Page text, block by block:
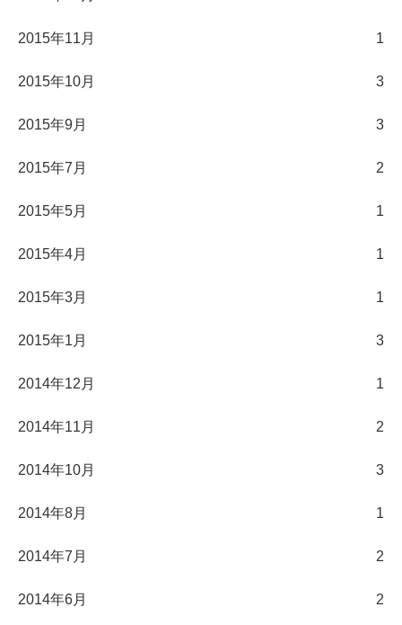
2015年11月 1
2015年10月 3
2015年9月 3
2015年7月 2
2015年5月 1
2015年4月 1
2015年3月 1
2015年1月 3
2014年12月 1
2014年11月 2
2014年10月 3
2014年8月 1
2014年7月 2
2014年6月 2